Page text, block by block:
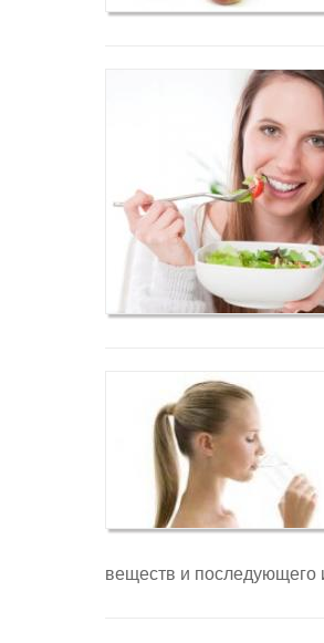
веществ и последующего